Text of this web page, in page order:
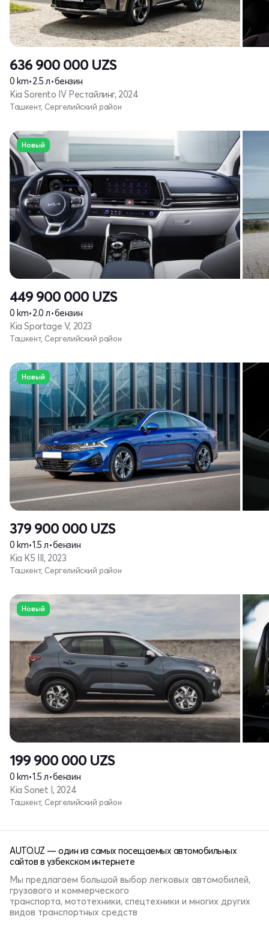
636 900 000 UZS
0 km•2.5 л•бензин
Kia Sorento IV Рестайлинг, 2024
Ташкент, Сергелийский район
Новый
449 900 000 UZS
0 km•2.0 л•бензин
Kia Sportage V, 2023
Ташкент, Сергелийский район
Новый
379 900 000 UZS
0 km•1.5 л•бензин
Kia K5 III, 2023
Ташкент, Сергелийский район
Новый
199 900 000 UZS
0 km•1.5 л•бензин
Kia Sonet I, 2024
Ташкент, Сергелийский район
AUTO.UZ — один из самых посещаемых автомобильных
сайтов в узбекском интернете
Мы предлагаем большой выбор легковых автомобилей,
грузового и коммерческого
транспорта, мототехники, спецтехники и многих других
видов транспортных средств